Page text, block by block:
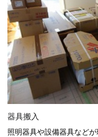
器具搬入
照明器具や設備器具などが